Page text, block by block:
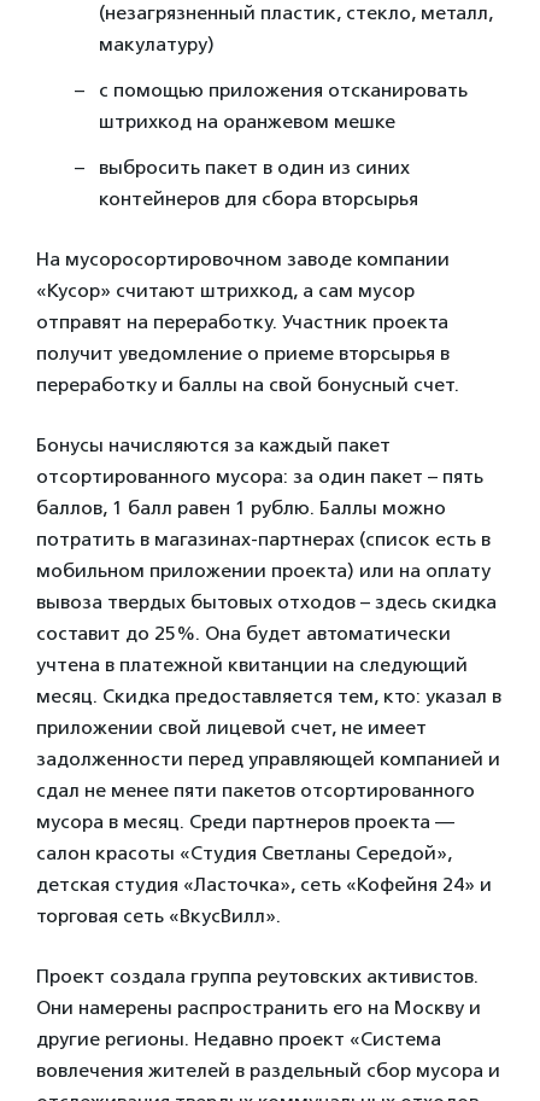
(незагрязненный пластик, стекло, металл,
макулатуру)
с помощью приложения отсканировать
штрихкод на оранжевом мешке
выбросить пакет в один из синих
контейнеров для сбора вторсырья
На мусоросортировочном заводе компании
«Кусор» считают штрихкод, а сам мусор
отправят на переработку. Участник проекта
получит уведомление о приеме вторсырья в
переработку и баллы на свой бонусный счет.
Бонусы начисляются за каждый пакет
отсортированного мусора: за один пакет – пять
баллов, 1 балл равен 1 рублю. Баллы можно
потратить в магазинах-партнерах (список есть в
мобильном приложении проекта) или на оплату
вывоза твердых бытовых отходов – здесь скидка
составит до 25%. Она будет автоматически
учтена в платежной квитанции на следующий
месяц. Скидка предоставляется тем, кто: указал в
приложении свой лицевой счет, не имеет
задолженности перед управляющей компанией и
сдал не менее пяти пакетов отсортированного
мусора в месяц. Среди партнеров проекта —
салон красоты «Студия Светланы Середой»,
детская студия «Ласточка», сеть «Кофейня 24» и
торговая сеть «ВкусВилл».
Проект создала группа реутовских активистов.
Они намерены распространить его на Москву и
другие регионы. Недавно проект «Система
вовлечения жителей в раздельный сбор мусора и